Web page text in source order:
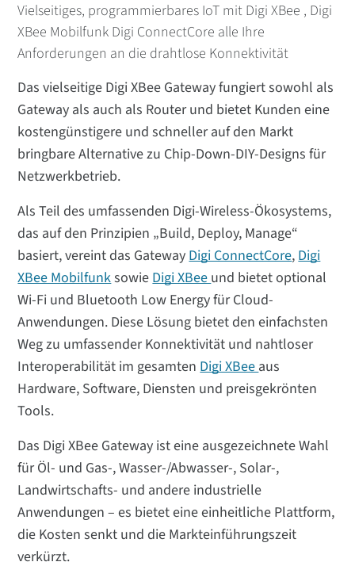
Vielseitiges, programmierbares IoT mit Digi XBee , Digi
XBee Mobilfunk Digi ConnectCore alle Ihre
Anforderungen an die drahtlose Konnektivität
Das vielseitige Digi XBee Gateway fungiert sowohl als
Gateway als auch als Router und bietet Kunden eine
kostengünstigere und schneller auf den Markt
bringbare Alternative zu Chip-Down-DIY-Designs für
Netzwerkbetrieb.
Als Teil des umfassenden Digi-Wireless-Ökosystems,
das auf den Prinzipien „Build, Deploy, Manage“
basiert, vereint das GatewayDigi ConnectCore,Digi
XBee MobilfunksowieDigi XBeeund bietet optional
Wi-Fi und Bluetooth Low Energy für Cloud-
Anwendungen. Diese Lösung bietet den einfachsten
Weg zu umfassender Konnektivität und nahtloser
Interoperabilität im gesamtenDigi XBeeaus
Hardware, Software, Diensten und preisgekrönten
Tools.
Das Digi XBee Gateway ist eine ausgezeichnete Wahl
für Öl- und Gas-, Wasser-/Abwasser-, Solar-,
Landwirtschafts- und andere industrielle
Anwendungen – es bietet eine einheitliche Plattform,
die Kosten senkt und die Markteinführungszeit
verkürzt.